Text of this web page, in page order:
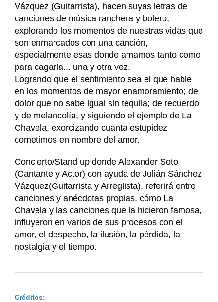
Vázquez (Guitarrista), hacen suyas letras de
canciones de música ranchera y bolero,
explorando los momentos de nuestras vidas que
son enmarcados con una canción,
especialmente esas donde amamos tanto como
para cagarla... una y otra vez.
Logrando que el sentimiento sea el que hable
en los momentos de mayor enamoramiento; de
dolor que no sabe igual sin tequila; de recuerdo
y de melancolía, y siguiendo el ejemplo de La
Chavela, exorcizando cuanta estupidez
cometimos en nombre del amor.
Concierto/Stand up donde Alexander Soto
(Cantante y Actor) con ayuda de Julián Sánchez
Vázquez(Guitarrista y Arreglista), referirá entre
canciones y anécdotas propias, cómo La
Chavela y las canciones que la hicieron famosa,
influyeron en varios de sus procesos con el
amor, el despecho, la ilusión, la pérdida, la
nostalgia y el tiempo.
Créditos: